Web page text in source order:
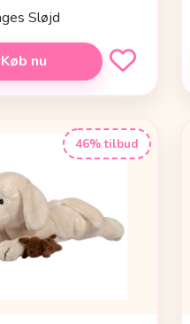
Sløjd
Køb nu
46% tilbud